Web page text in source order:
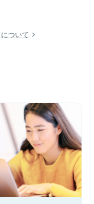
ついて